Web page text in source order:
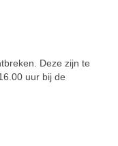
Deze zijn te
uur bij de